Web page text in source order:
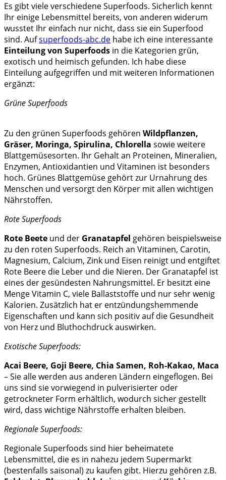
Es gibt viele verschiedene Superfoods. Sicherlich kennt
Ihr einige Lebensmittel bereits, von anderen widerum
wusstet Ihr einfach nur nicht, dass sie ein Superfood
sind. Aufsuperfoods-abc.de habe ich eine interessante
Einteilung von Superfoods in die Kategorien grün,
exotisch und heimisch gefunden. Ich habe diese
Einteilung aufgegriffen und mit weiteren Informationen
ergänzt:
Grüne Superfoods
Zu den grünen Superfoods gehören Wildpflanzen,
Gräser, Moringa, Spirulina, Chlorella sowie weitere
Blattgemüsesorten. Ihr Gehalt an Proteinen, Mineralien,
Enzymen, Antioxidantien und Vitaminen ist besonders
hoch. Grünes Blattgemüse gehört zur Urnahrung des
Menschen und versorgt den Körper mit allen wichtigen
Nährstoffen.
Rote Superfoods
Rote Beete und der Granatapfel gehören beispielsweise
zu den roten Superfoods. Reich an Vitaminen, Carotin,
Magnesium, Calcium, Zink und Eisen reinigt und entgiftet
Rote Beere die Leber und die Nieren. Der Granatapfel ist
eines der gesündesten Nahrungsmittel. Er besitzt eine
Menge Vitamin C, viele Ballaststoffe und nur sehr wenig
Kalorien. Zusätzlich hat er entzündungshemmende
Eigenschaften und kann sich positiv auf die Gesundheit
von Herz und Bluthochdruck auswirken.
Exotische Superfoods:
Acai Beere, Goji Beere, Chia Samen, Roh-Kakao, Maca
– Sie alle werden aus anderen Ländern eingeflogen. Bei
uns sind sie vorwiegend in pulverisierter oder
getrockneter Form erhältlich, wodurch sicher gestellt
wird, dass wichtige Nährstoffe erhalten bleiben.
Regionale Superfoods:
Regionale Superfoods sind hier beheimatete
Lebensmittel, die es in nahezu jedem Supermarkt
(bestenfalls saisonal) zu kaufen gibt. Hierzu gehören z.B.